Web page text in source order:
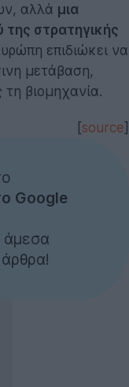
αλλά μια
στρατηγικής
επιδιώκει να
μετάβαση,
τη βιομηχανία.
[source]
Google
άμεσα